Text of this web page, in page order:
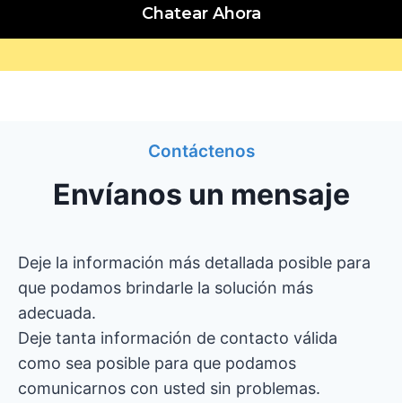
Chatear Ahora
Contáctenos
Envíanos un mensaje
Deje la información más detallada posible para
que podamos brindarle la solución más
adecuada.
Deje tanta información de contacto válida
como sea posible para que podamos
comunicarnos con usted sin problemas.